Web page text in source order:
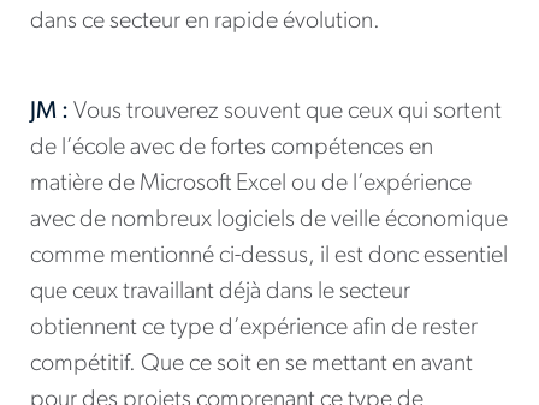
dans ce secteur en rapide évolution.
JM : Vous trouverez souvent que ceux qui sortent
de l’école avec de fortes compétences en
matière de Microsoft Excel ou de l’expérience
avec de nombreux logiciels de veille économique
comme mentionné ci-dessus, il est donc essentiel
que ceux travaillant déjà dans le secteur
obtiennent ce type d’expérience afin de rester
compétitif. Que ce soit en se mettant en avant
pour des projets comprenant ce type de